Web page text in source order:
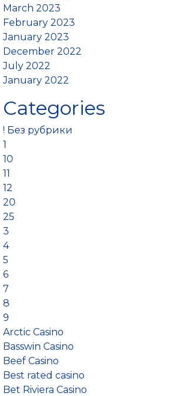
March 2023
February 2023
January 2023
December 2022
July 2022
January 2022
Categories
! Без рубрики
1
10
11
12
20
25
3
4
5
6
7
8
9
Arctic Casino
Basswin Casino
Beef Casino
Best rated casino
Bet Riviera Casino